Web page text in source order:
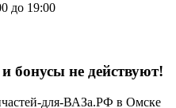
до 19:00
бонусы не действуют!
для-ВАЗа.РФ в Омске